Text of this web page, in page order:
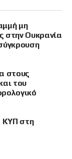
μη
στην Ουκρανία
στους
του
ΚΥΠ στη